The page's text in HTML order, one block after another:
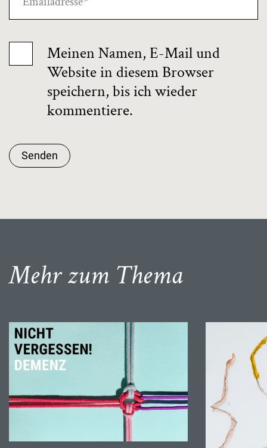
Meinen Namen, E-Mail und
Website in diesem Browser
speichern, bis ich wieder
kommentiere.
Senden
Mehr zum Thema